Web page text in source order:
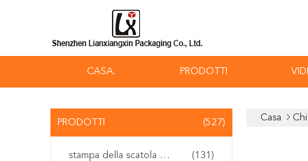
CASA. PRODOTTI
PRODOTTI (527)
stampa della scatola d'imballaggio (131)
Casa